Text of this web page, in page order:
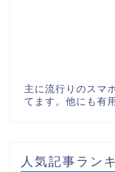
主に流行りのスマ
てます。他にも有
人気記事ラン